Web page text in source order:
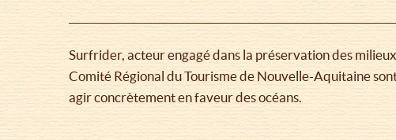
Surfrider, acteur engagé dans la préservation des
Comité Régional du Tourisme de Nouvelle-Aquitaine
agir concrètement en faveur des océans.